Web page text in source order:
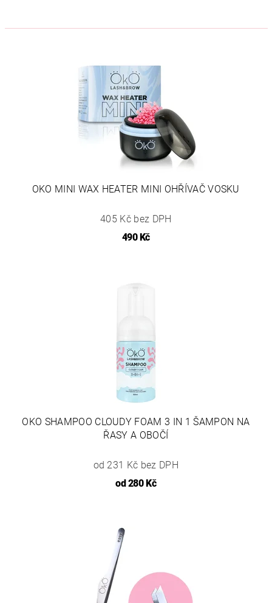
OKO MINI WAX HEATER MINI OHŘÍVAČ VOSKU
405 Kč bez DPH
490 Kč
OKO SHAMPOO CLOUDY FOAM 3 IN 1 ŠAMPON NA
ŘASY A OBOČÍ
od 231 Kč bez DPH
od280 Kč